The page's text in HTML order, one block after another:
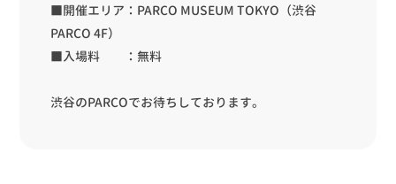
■開催エリア：PARCO MUSEUM TOKYO（渋谷
PARCO 4F）
■入場料 ：無料
渋谷のPARCOでお待ちしております。